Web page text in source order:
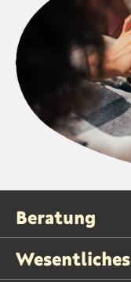
Beratung
Wesentliches